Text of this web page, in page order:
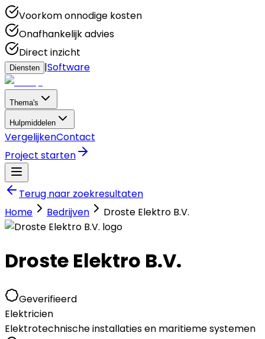
Voorkom onnodige kosten
Onafhankelijk advies
Direct inzicht
Diensten |Software
Thema's
Hulpmiddelen
VergelijkenContact
Project starten
Terug naar zoekresultaten
Home
Bedrijven Droste Elektro B.V.
Droste Elektro B.V.
Geverifieerd
Elektricien
Elektrotechnische installaties en maritieme systemen